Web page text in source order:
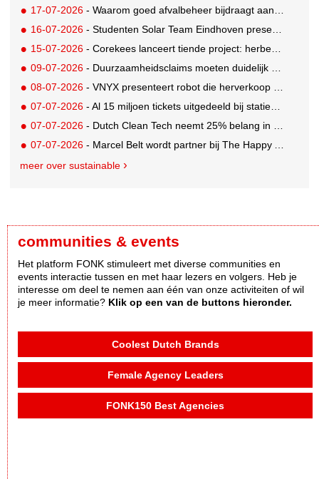
17-07-2026 - Waarom goed afvalbeheer bijdraagt aan een professionelere bedrijfsvoering
16-07-2026 - Studenten Solar Team Eindhoven presenteren 's werelds eerste zonne-ambulance
15-07-2026 - Corekees lanceert tiende project: herbebossing met koffie
09-07-2026 - Duurzaamheidsclaims moeten duidelijk en controleerbaar zijn vanaf 27 september
08-07-2026 - VNYX presenteert robot die herverkoop van kleding vergemakkelijkt
07-07-2026 - Al 15 miljoen tickets uitgedeeld bij statiegeldwinactie met Tikkie
07-07-2026 - Dutch Clean Tech neemt 25% belang in bijna honderd jaar oud drinkwaterbedrijf in Guatemala
07-07-2026 - Marcel Belt wordt partner bij The Happy Activist
meer over sustainable
communities & events
Het platform FONK stimuleert met diverse communities en
events interactie tussen en met haar lezers en volgers. Heb je
interesse om deel te nemen aan één van onze activiteiten of wil
je meer informatie? Klik op een van de buttons hieronder.
Coolest Dutch Brands
Female Agency Leaders
FONK150 Best Agencies